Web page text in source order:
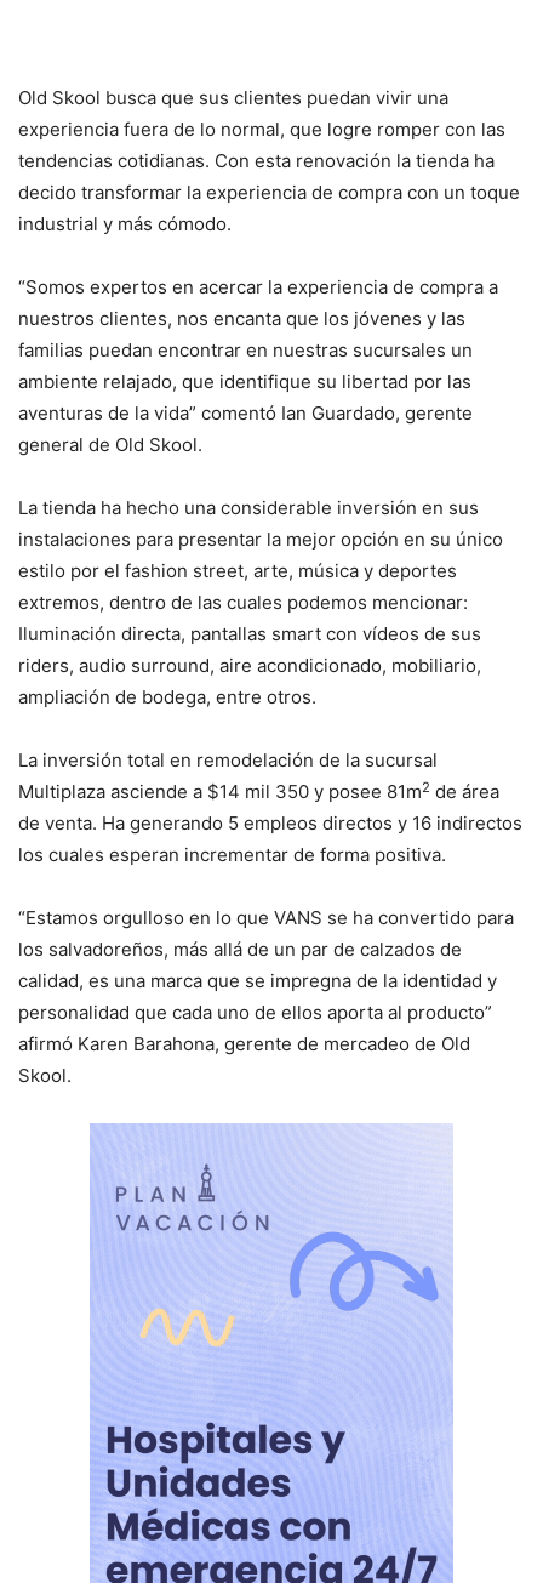
Old Skool busca que sus clientes puedan vivir una
experiencia fuera de lo normal, que logre romper con las
tendencias cotidianas. Con esta renovación la tienda ha
decido transformar la experiencia de compra con un toque
industrial y más cómodo.
“Somos expertos en acercar la experiencia de compra a
nuestros clientes, nos encanta que los jóvenes y las
familias puedan encontrar en nuestras sucursales un
ambiente relajado, que identifique su libertad por las
aventuras de la vida” comentó Ian Guardado, gerente
general de Old Skool.
La tienda ha hecho una considerable inversión en sus
instalaciones para presentar la mejor opción en su único
estilo por el fashion street, arte, música y deportes
extremos, dentro de las cuales podemos mencionar:
Iluminación directa, pantallas smart con vídeos de sus
riders, audio surround, aire acondicionado, mobiliario,
ampliación de bodega, entre otros.
La inversión total en remodelación de la sucursal
Multiplaza asciende a $14 mil 350 y posee 81m2 de área
de venta. Ha generando 5 empleos directos y 16 indirectos
los cuales esperan incrementar de forma positiva.
“Estamos orgulloso en lo que VANS se ha convertido para
los salvadoreños, más allá de un par de calzados de
calidad, es una marca que se impregna de la identidad y
personalidad que cada uno de ellos aporta al producto”
afirmó Karen Barahona, gerente de mercadeo de Old
Skool.